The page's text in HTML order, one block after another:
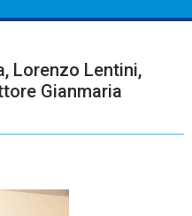
Lorenzo Lentini,
Gianmaria